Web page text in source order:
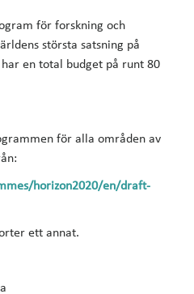
för forskning och
största satsning på
en total budget på runt 80
för alla områden av
horizon2020/en/draft-
ett annat.